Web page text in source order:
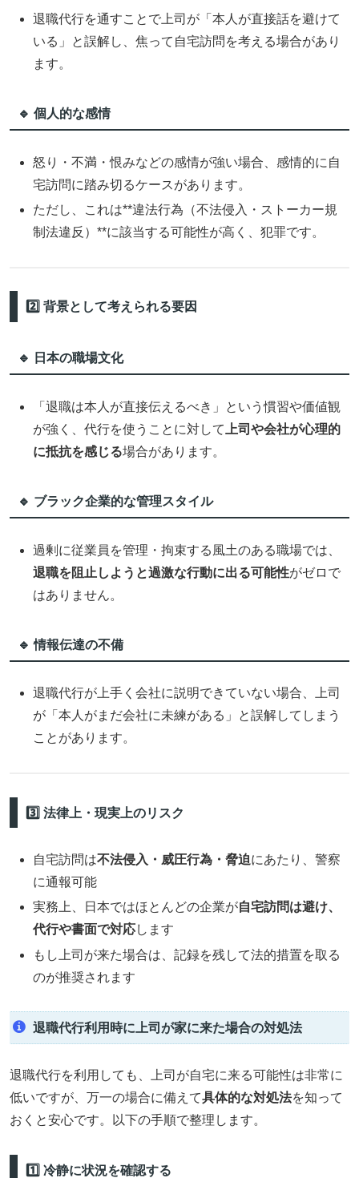
退職代行を通すことで上司が「本人が直接話を避けて
いる」と誤解し、焦って自宅訪問を考える場合があり
ます。
🔹 個人的な感情
怒り・不満・恨みなどの感情が強い場合、感情的に自
宅訪問に踏み切るケースがあります。
ただし、これは**違法行為（不法侵入・ストーカー規
制法違反）**に該当する可能性が高く、犯罪です。
2️⃣ 背景として考えられる要因
🔹 日本の職場文化
「退職は本人が直接伝えるべき」という慣習や価値観
が強く、代行を使うことに対して
上司や会社が心理的
に抵抗を感じる場合があります。
🔹 ブラック企業的な管理スタイル
過剰に従業員を管理・拘束する風土のある職場では、
退職を阻止しようと過激な行動に出る可能性がゼロで
はありません。
🔹 情報伝達の不備
退職代行が上手く会社に説明できていない場合、上司
が「本人がまだ会社に未練がある」と誤解してしまう
ことがあります。
3️⃣ 法律上・現実上のリスク
自宅訪問は不法侵入・威圧行為・脅迫にあたり、警察
に通報可能
実務上、日本ではほとんどの企業が自宅訪問は避け、
代行や書面で対応します
もし上司が来た場合は、記録を残して法的措置を取る
のが推奨されます
退職代行利用時に上司が家に来た場合の対処法
退職代行を利用しても、上司が自宅に来る可能性は非常に
低いですが、万一の場合に備えて具体的な対処法を知って
おくと安心です。以下の手順で整理します。
1️⃣ 冷静に状況を確認する